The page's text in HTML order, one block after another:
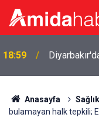
18:59
Anasayfa Sağlık
bulamayan halk tepkili;